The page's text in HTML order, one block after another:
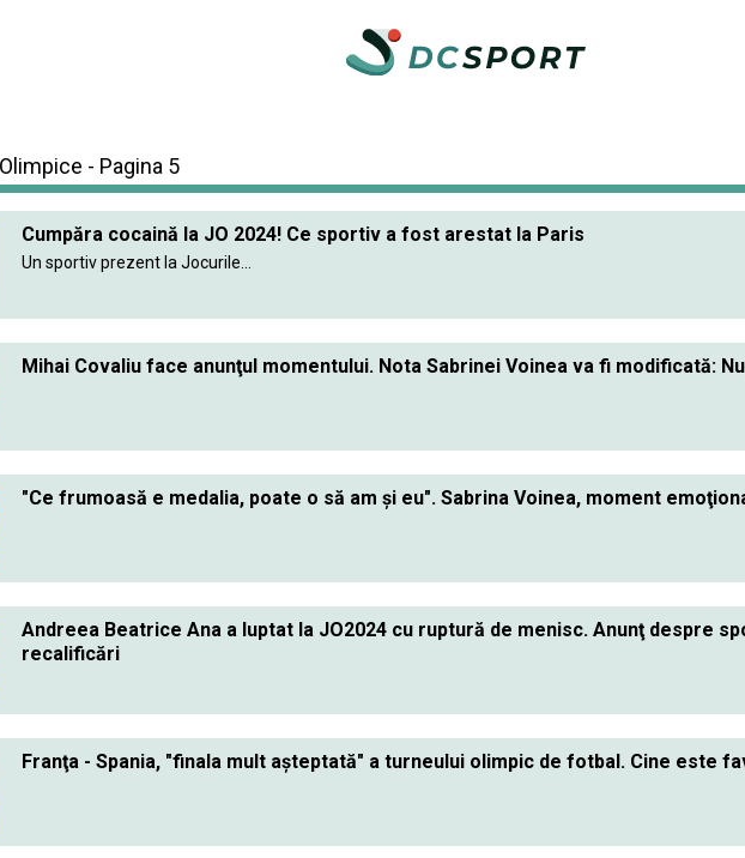
- Pagina 5
Cumpăra cocaină la JO 2024! Ce sportiv a fost arestat la Paris
Un sportiv prezent la Jocurile...
Mihai Covaliu face anunţul momentului. Nota Sabrinei Voinea va fi modificată:
"Ce frumoasă e medalia, poate o să am şi eu". Sabrina Voinea, moment
Andreea Beatrice Ana a luptat la JO2024 cu ruptură de menisc. Anunţ despre
recalificări
Franţa - Spania, "finala mult aşteptată" a turneului olimpic de fotbal. Cine este